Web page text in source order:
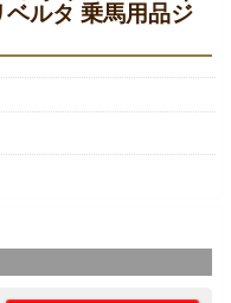
ルタ 乗馬用品ジ